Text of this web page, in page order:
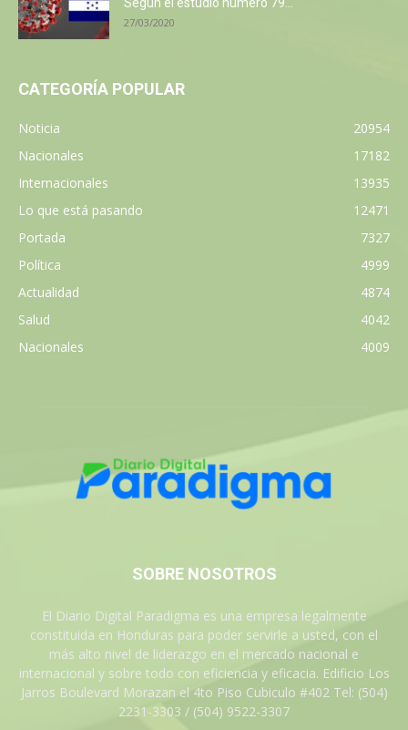
27/03/2020
CATEGORÍA POPULAR
Noticia
20954
Nacionales
17182
Internacionales
13935
Lo que está pasando
12471
Portada
7327
Política
4999
Actualidad
4874
Salud
4042
Nacionales
4009
SOBRE NOSOTROS
El Diario Digital Paradigma es una empresa legalmente
constituida en Honduras para poder servirle a usted, con el
más alto nivel de liderazgo en el mercado nacional e
internacional y sobre todo con eficiencia y eficacia. Edificio Los
Jarros Boulevard Morazan el 4to Piso Cubiculo #402 Tel: (504)
2231-3303 / (504) 9522-3307